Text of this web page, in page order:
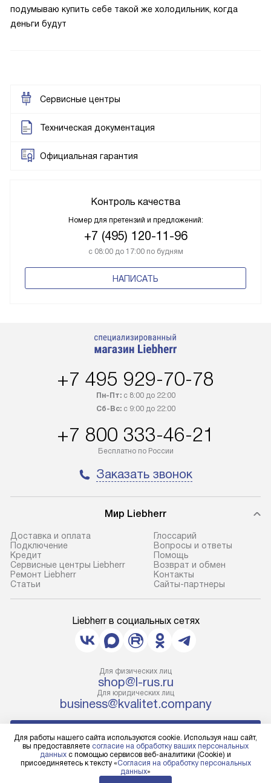
подумываю купить себе такой же холодильник, когда
деньги будут
Сервисные центры
Техническая документация
Официальная гарантия
Контроль качества
Номер для претензий и предложений:
+7 (495) 120-11-96
с 08:00 до 17:00 по будням
НАПИСАТЬ
+7 495 929-70-78
Пн-Пт:с 8:00 до 22:00
Сб-Вс:с 9:00 до 22:00
+7 800 333-46-21
Бесплатно по России
Заказать звонок
Мир Liebherr
Доставка и оплата
Подключение
Кредит
Сервисные центры Liebherr
Ремонт Liebherr
Cтатьи
Глоссарий
Вопросы и ответы
Помощь
Возврат и обмен
Контакты
Сайты-партнеры
Liebherr в социальных сетях
Для физических лиц
shop@l-rus.ru
Для юридических лиц
business@kvalitet.company
Политика конфиденциальности
Условия продажи
Для работы нашего сайта используются cookie. Используя наш сайт,
вы предоставляете согласие на обработку ваших персональных
данных с помощью сервисов веб-аналитики (Cookie) и
присоединяетесь к тексту «Согласия на обработку персональных
данных»